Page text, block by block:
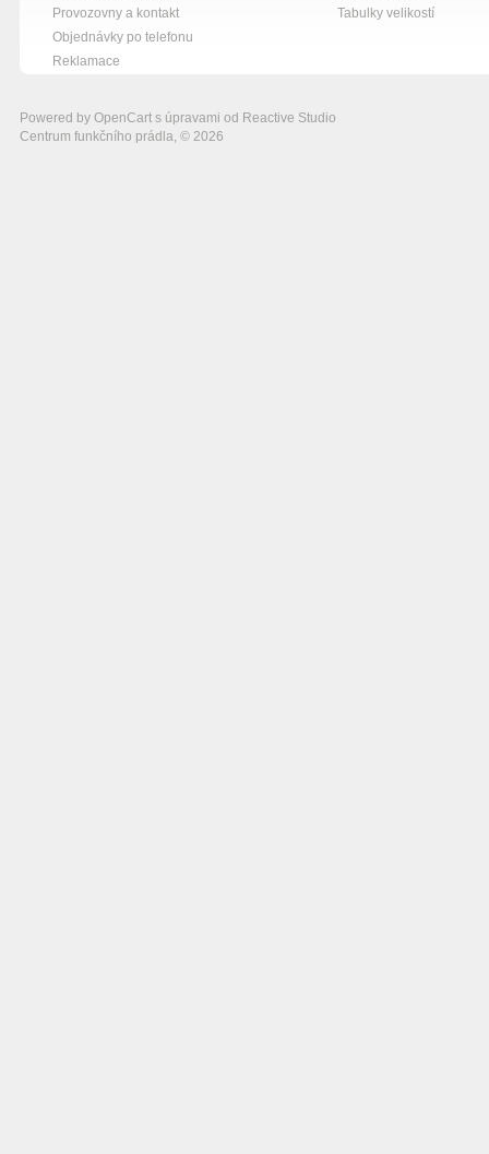
červená
šedá
Provozovny a kontakt
Objednávky po telefonu
Reklamace
Tabulky velikostí
Powered by OpenCart s úpravami od Reactive Studio
Centrum funkčního prádla, © 2026